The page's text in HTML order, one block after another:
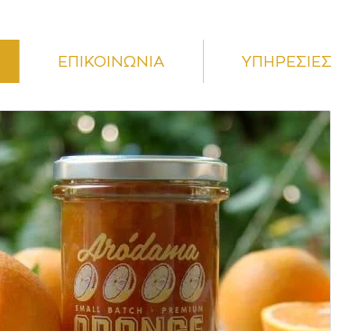
ΕΠΙΚΟΙΝΩΝΙΑ ΥΠΗΡΕΣΙΕΣ